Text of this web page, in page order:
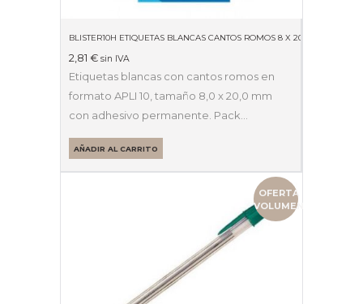
BLISTER10H ETIQUETAS BLANCAS CANTOS ROMOS 8 X 20MM 01633
2,81 € sin IVA
Etiquetas blancas con cantos romos en
formato APLI 10, tamaño 8,0 x 20,0 mm
con adhesivo permanente. Pack…
AÑADIR AL CARRITO
OFERTA
VOLUMEN